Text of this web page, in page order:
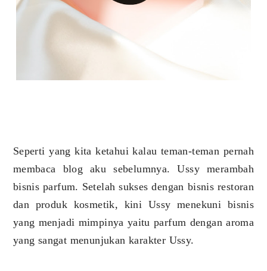
Seperti yang kita ketahui kalau teman-teman pernah
membaca blog aku sebelumnya. Ussy merambah
bisnis parfum. Setelah sukses dengan bisnis restoran
dan produk kosmetik, kini Ussy menekuni bisnis
yang menjadi mimpinya yaitu parfum dengan aroma
yang sangat menunjukan karakter Ussy.